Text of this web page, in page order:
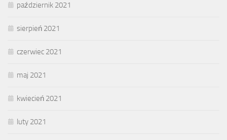
październik 2021
sierpień 2021
czerwiec 2021
maj 2021
kwiecień 2021
luty 2021